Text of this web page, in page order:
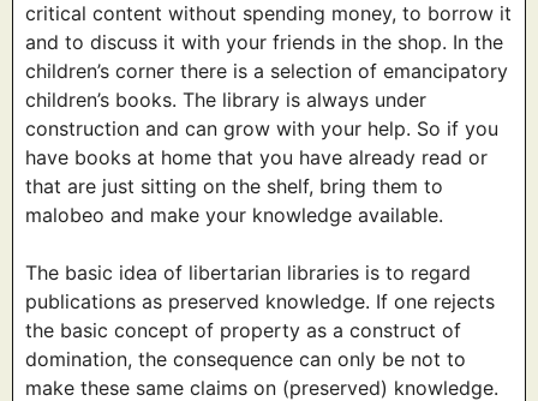
critical content without spending money, to borrow it
and to discuss it with your friends in the shop. In the
children’s corner there is a selection of emancipatory
children’s books. The library is always under
construction and can grow with your help. So if you
have books at home that you have already read or
that are just sitting on the shelf, bring them to
malobeo and make your knowledge available.
The basic idea of libertarian libraries is to regard
publications as preserved knowledge. If one rejects
the basic concept of property as a construct of
domination, the consequence can only be not to
make these same claims on (preserved) knowledge.